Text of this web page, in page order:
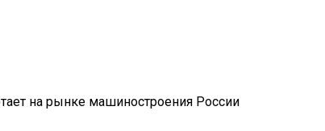
на рынке машиностроения России